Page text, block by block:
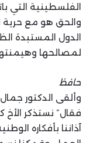
الفلسطينية التي
والحق هو مع حرية
الدول المستبدة
لمصالحها
حافظ
وألقى الدكتور
فقال” نستذكر
آذاننا بأفكاره